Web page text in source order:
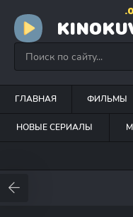
ГЛАВНАЯ ФИЛЬМЫ
НОВЫЕ СЕРИАЛЫ